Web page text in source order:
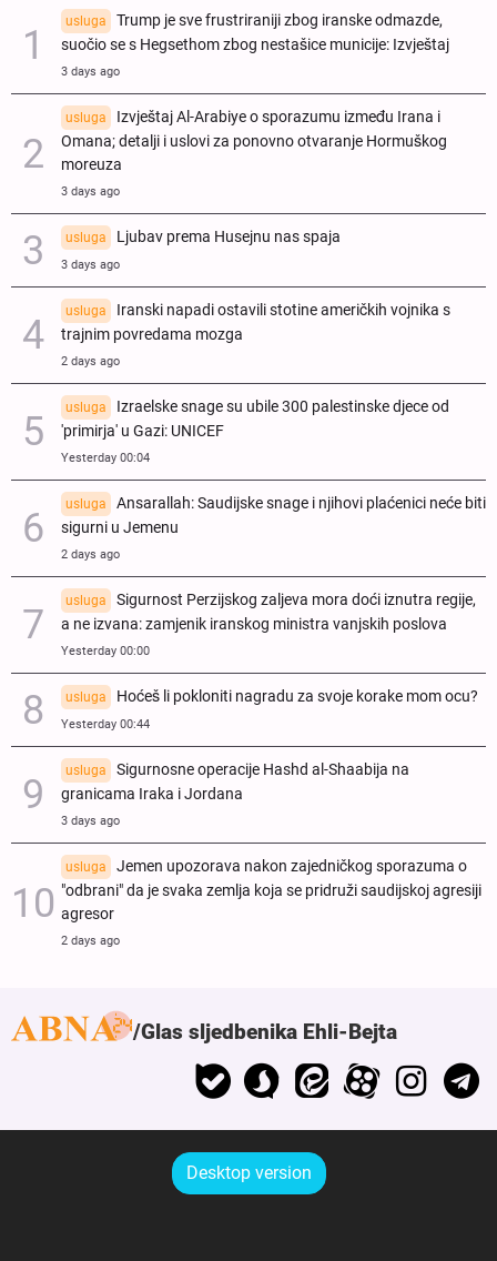
usluga
Trump je sve frustriraniji zbog iranske odmazde,
suočio se s Hegsethom zbog nestašice municije: Izvještaj
3 days ago
usluga
Izvještaj Al-Arabiye o sporazumu između Irana i
Omana; detalji i uslovi za ponovno otvaranje Hormuškog
moreuza
3 days ago
usluga Ljubav prema Husejnu nas spaja
3 days ago
usluga
Iranski napadi ostavili stotine američkih vojnika s
trajnim povredama mozga
2 days ago
usluga
Izraelske snage su ubile 300 palestinske djece od
'primirja' u Gazi: UNICEF
Yesterday 00:04
usluga
Ansarallah: Saudijske snage i njihovi plaćenici neće biti
sigurni u Jemenu
2 days ago
usluga
Sigurnost Perzijskog zaljeva mora doći iznutra regije,
a ne izvana: zamjenik iranskog ministra vanjskih poslova
Yesterday 00:00
usluga Hoćeš li pokloniti nagradu za svoje korake mom ocu?
Yesterday 00:44
usluga
Sigurnosne operacije Hashd al-Shaabija na
granicama Iraka i Jordana
3 days ago
usluga
Jemen upozorava nakon zajedničkog sporazuma o
"odbrani" da je svaka zemlja koja se pridruži saudijskoj agresiji
agresor
2 days ago
Glas sljedbenika Ehli-Bejta
Desktop version